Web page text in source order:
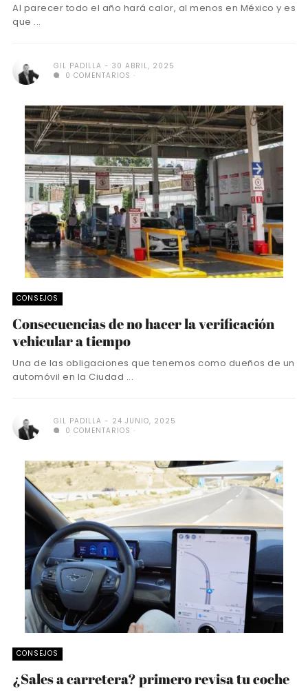
Al parecer todo el año hará calor, al menos en México y es
que ...
GIL PADILLA
30 ABRIL, 2025
0 COMENTARIOS
CONSEJOS
Consecuencias de no hacer la verificación
vehicular a tiempo
Una de las obligaciones que tenemos como dueños de un
automóvil en la Ciudad ...
GIL PADILLA
24 JUNIO, 2025
0 COMENTARIOS
CONSEJOS
¿Sales a carretera? primero revisa tu coche